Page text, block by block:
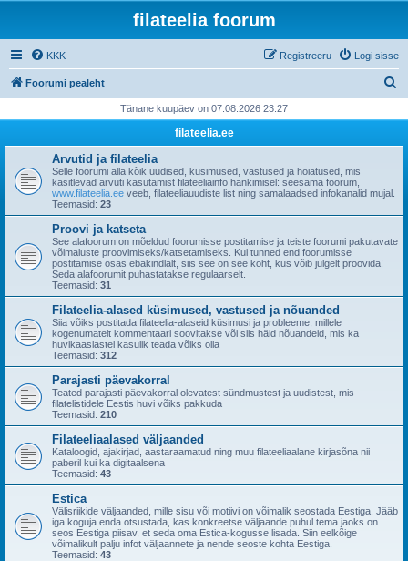
filateelia foorum
KKK Logi sisse
Registreeru
Foorumi pealeht
i
Tänane kuupäev on 07.08.2026 23:27
filateelia.ee
Arvutid ja filateelia
Selle foorumi alla kõik uudised, küsimused, vastused ja hoiatused, mis
käsitlevad arvuti kasutamist filateeliainfo hankimisel: seesama foorum,
www.filateelia.ee veeb, filateeliauudiste list ning samalaadsed infokanalid mujal.
Teemasid: 23
Proovi ja katseta
See alafoorum on mõeldud foorumisse postitamise ja teiste foorumi pakutavate
võimaluste proovimiseks/katsetamiseks. Kui tunned end foorumisse
postitamise osas ebakindlalt, siis see on see koht, kus võib julgelt proovida!
Seda alafoorumit puhastatakse regulaarselt.
Teemasid: 31
Filateelia-alased küsimused, vastused ja nõuanded
Siia võiks postitada filateelia-alaseid küsimusi ja probleeme, millele
kogenumatelt kommentaari soovitakse või siis häid nõuandeid, mis ka
huvikaaslastel kasulik teada võiks olla
Teemasid: 312
Parajasti päevakorral
Teated parajasti päevakorral olevatest sündmustest ja uudistest, mis
filatelistidele Eestis huvi võiks pakkuda
Teemasid: 210
Filateeliaalased väljaanded
Kataloogid, ajakirjad, aastaraamatud ning muu filateeliaalane kirjasõna nii
paberil kui ka digitaalsena
Teemasid: 43
Estica
Välisriikide väljaanded, mille sisu või motiivi on võimalik seostada Eestiga. Jääb
iga koguja enda otsustada, kas konkreetse väljaande puhul tema jaoks on
seos Eestiga piisav, et seda oma Estica-kogusse lisada. Siin eelkõige
võimalikult palju infot väljaannete ja nende seoste kohta Eestiga.
Teemasid: 43